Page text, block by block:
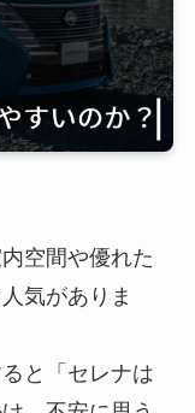
空間や優れた
気がありま
と「セレナは